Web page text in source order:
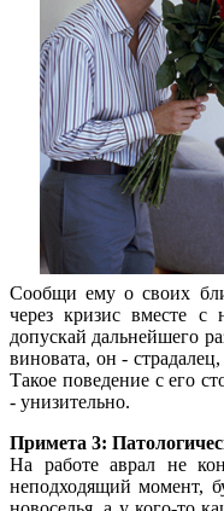
Сообщи ему о своих
через кризис вместе
допускай дальнейшего
виновата, он -
Такое поведение с его
- унизительно.
Примета 3:
На работе аврал не
неподходящий момент,